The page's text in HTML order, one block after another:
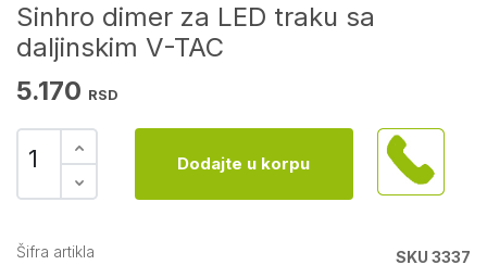
Sinhro dimer za LED traku sa
daljinskim V-TAC
5.170 RSD
Dodajte u korpu
Šifra artikla
SKU 3337